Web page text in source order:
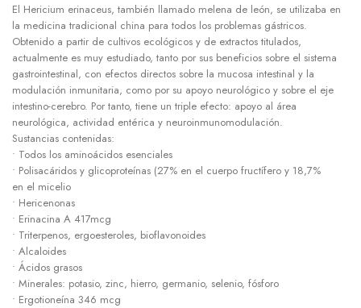
El Hericium erinaceus, también llamado melena de león, se utilizaba en
la medicina tradicional china para todos los problemas gástricos.
Obtenido a partir de cultivos ecológicos y de extractos titulados,
actualmente es muy estudiado, tanto por sus beneficios sobre el sistema
gastrointestinal, con efectos directos sobre la mucosa intestinal y la
modulación inmunitaria, como por su apoyo neurológico y sobre el eje
intestino-cerebro. Por tanto, tiene un triple efecto: apoyo al área
neurológica, actividad entérica y neuroinmunomodulación.
Sustancias contenidas:
• Todos los aminoácidos esenciales
• Polisacáridos y glicoproteínas (27% en el cuerpo fructífero y 18,7%
en el micelio
• Hericenonas
• Erinacina A 417mcg
• Triterpenos, ergoesteroles, bioflavonoides
• Alcaloides
• Ácidos grasos
• Minerales: potasio, zinc, hierro, germanio, selenio, fósforo
• Ergotioneína 346 mcg